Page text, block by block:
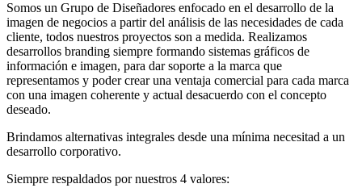
Somos un Grupo de Diseñadores enfocado en el desarrollo de la
imagen de negocios a partir del análisis de las necesidades de cada
cliente, todos nuestros proyectos son a medida. Realizamos
desarrollos branding siempre formando sistemas gráficos de
información e imagen, para dar soporte a la marca que
representamos y poder crear una ventaja comercial para cada marca
con una imagen coherente y actual desacuerdo con el concepto
deseado.
Brindamos alternativas integrales desde una mínima necesitad a un
desarrollo corporativo.
Siempre respaldados por nuestros 4 valores: